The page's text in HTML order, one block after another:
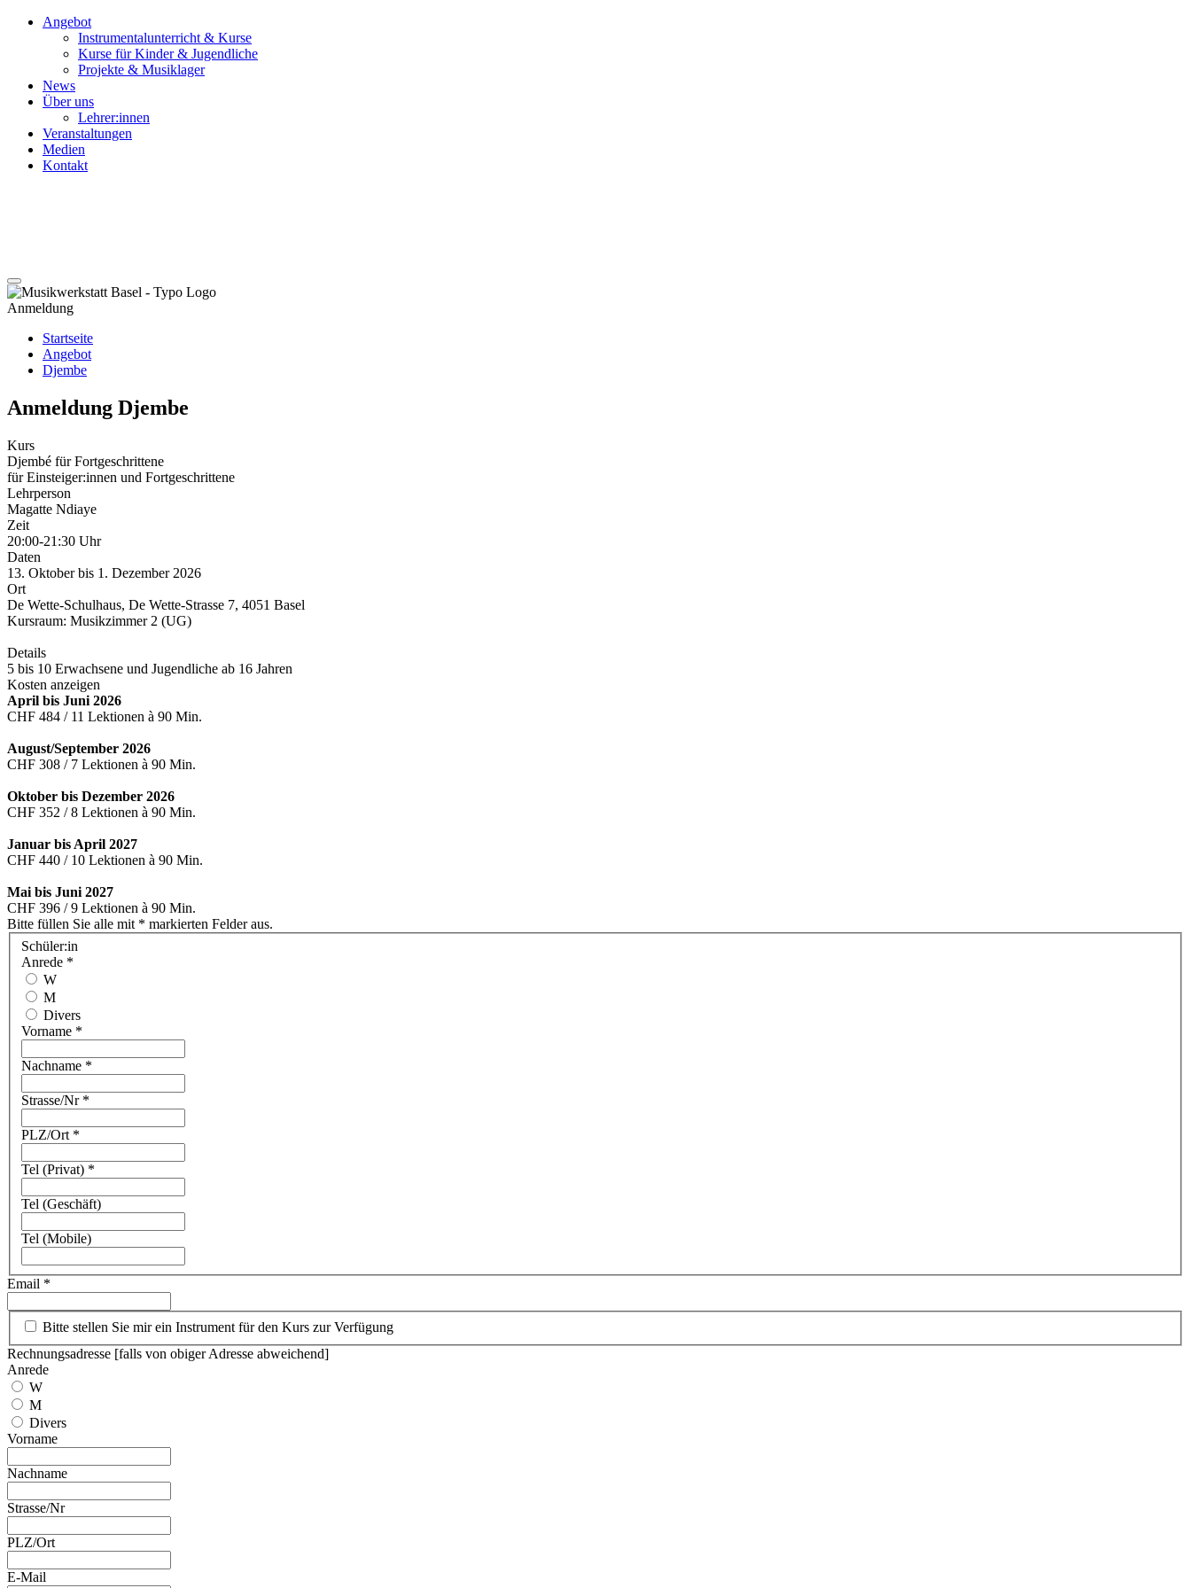
Angebot
Instrumentalunterricht & Kurse
Kurse für Kinder & Jugendliche
Projekte & Musiklager
News
Über uns
Lehrer:innen
Veranstaltungen
Medien
Kontakt
Anmeldung
Startseite
Angebot
Djembe
Anmeldung Djembe
Kurs
Djembé für Fortgeschrittene
für Einsteiger:innen und Fortgeschrittene
Lehrperson
Magatte Ndiaye
Zeit
20:00-21:30 Uhr
Daten
13. Oktober bis 1. Dezember 2026
Ort
De Wette-Schulhaus, De Wette-Strasse 7, 4051 Basel
Kursraum: Musikzimmer 2 (UG)
Details
5 bis 10 Erwachsene und Jugendliche ab 16 Jahren
Kosten anzeigen
April bis Juni 2026
CHF 484 / 11 Lektionen à 90 Min.
August/September 2026
CHF 308 / 7 Lektionen à 90 Min.
Oktober bis Dezember 2026
CHF 352 / 8 Lektionen à 90 Min.
Januar bis April 2027
CHF 440 / 10 Lektionen à 90 Min.
Mai bis Juni 2027
CHF 396 / 9 Lektionen à 90 Min.
Bitte füllen Sie alle mit * markierten Felder aus.
Schüler:in
Anrede *
W
M
Divers
Vorname *
Nachname *
Strasse/Nr *
PLZ/Ort *
Tel (Privat) *
Tel (Geschäft)
Tel (Mobile)
Email *
Bitte stellen Sie mir ein Instrument für den Kurs zur Verfügung
Rechnungsadresse [falls von obiger Adresse abweichend]
Anrede
W
M
Divers
Vorname
Nachname
Strasse/Nr
PLZ/Ort
E-Mail